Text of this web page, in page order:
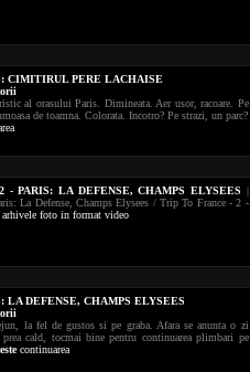
CIMITIRUL PERE LACHAISE
al orasului Paris. Dimineata. Aer usor, racoare. Pe
de toamna. Colorata. Incotro? Pe strazi, un parc?
- PARIS: LA DEFENSE, CHAMPS ELYSEES |
La Defense, Champs Elysees / Trip To France - 2 -
arhivele foto in format video
LA DEFENSE, CHAMPS ELYSEES
la fel de gustos si pe graba. Afara se anunta o zi
cald, tocmai bine pentru continuarea plimbari pe
continuarea